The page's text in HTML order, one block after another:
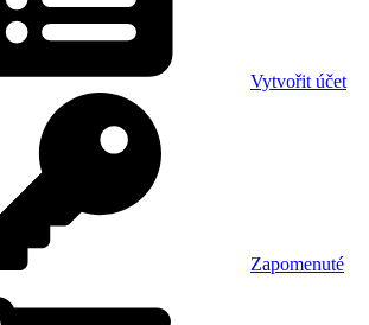
Vytvořit účet
Zapomenuté